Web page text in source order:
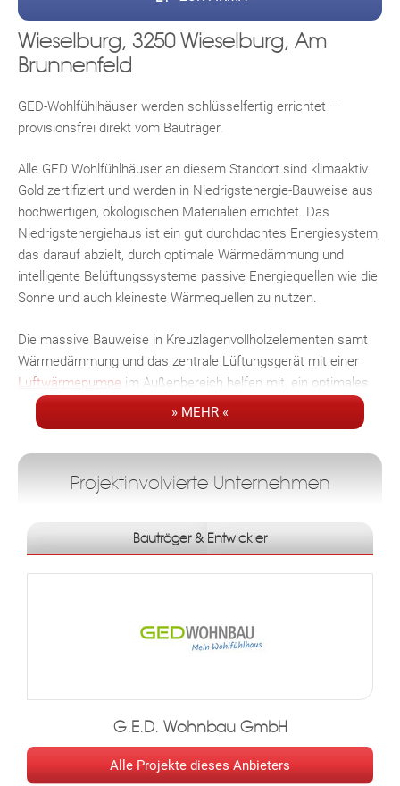
Wieselburg, 3250 Wieselburg, Am
Brunnenfeld
GED-Wohlfühlhäuser werden schlüsselfertig errichtet –
provisionsfrei direkt vom Bauträger.
Alle GED Wohlfühlhäuser an diesem Standort sind klimaaktiv
Gold zertifiziert und werden in Niedrigstenergie-Bauweise aus
hochwertigen, ökologischen Materialien errichtet. Das
Niedrigstenergiehaus ist ein gut durchdachtes Energiesystem,
das darauf abzielt, durch optimale Wärmedämmung und
intelligente Belüftungssysteme passive Energiequellen wie die
Sonne und auch kleineste Wärmequellen zu nutzen.
Die massive Bauweise in Kreuzlagenvollholzelementen samt
Wärmedämmung und das zentrale Lüftungsgerät mit einer
Luftwärmepumpe im Außenbereich helfen mit, ein optimales
Wohnklima zu schaffen und die Heizkosten so niedrig wie
möglich zu halten.
Gesundheit
Arzt
» MEHR «
Projektinvolvierte Unternehmen
Bauträger & Entwickler
G.E.D. Wohnbau GmbH
Alle Projekte dieses Anbieters